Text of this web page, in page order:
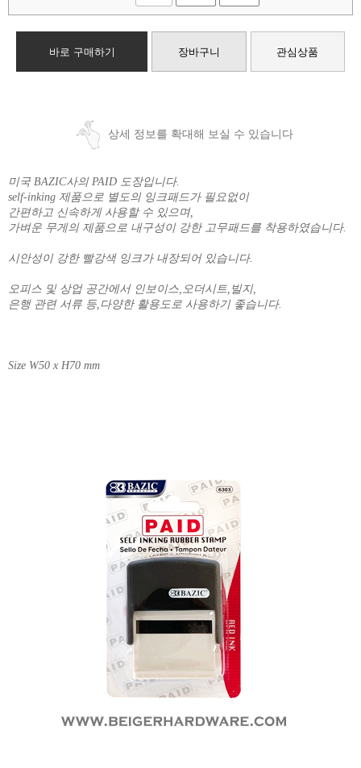
바로 구매하기 장바구니 관심상품
상세 정보를 확대해 보실 수 있습니다
미국 BAZIC사의 PAID 도장입니다.
self-inking 제품으로 별도의 잉크패드가 필요없이
간편하고 신속하게 사용할 수 있으며,
가벼운 무게의 제품으로 내구성이 강한 고무패드를 착용하였습니다.
시안성이 강한 빨강색 잉크가 내장되어 있습니다.
오피스 및 상업 공간에서 인보이스,오더시트,빌지,
은행 관련 서류 등,다양한 활용도로 사용하기 좋습니다.
Size W50 x H70 mm